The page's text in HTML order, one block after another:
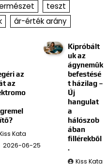
teszt
ár-érték arány
az
az
Kata
2026-06-25
Kipróbált
uk az
ágyneműk
befestésé
t házilag –
Új
hangulat
a
hálószob
ában
fillérekből
.
Kiss Kata